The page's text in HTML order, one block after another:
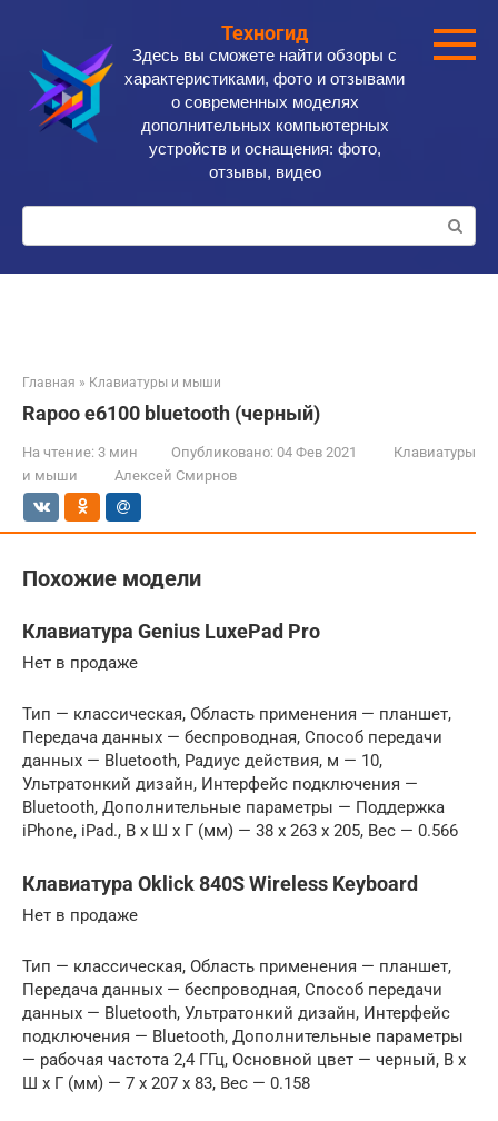
контенту
Техногид
Здесь вы сможете найти обзоры с
характеристиками, фото и отзывами
о современных моделях
дополнительных компьютерных
устройств и оснащения: фото,
отзывы, видео
Поиск:
Главная » Клавиатуры и мыши
Rapoo e6100 bluetooth (черный)
На чтение: 3 мин Опубликовано: 04 Фев 2021
Клавиатуры
и мыши
Алексей Смирнов
Похожие модели
Клавиатура Genius LuxePad Pro
Нет в продаже
Тип — классическая, Область применения — планшет,
Передача данных — беспроводная, Способ передачи
данных — Bluetooth, Радиус действия, м — 10,
Ультратонкий дизайн, Интерфейс подключения —
Bluetooth, Дополнительные параметры — Поддержка
iPhone, iPad., В x Ш x Г (мм) — 38 x 263 x 205, Вес — 0.566
Клавиатура Oklick 840S Wireless Keyboard
Нет в продаже
Тип — классическая, Область применения — планшет,
Передача данных — беспроводная, Способ передачи
данных — Bluetooth, Ультратонкий дизайн, Интерфейс
подключения — Bluetooth, Дополнительные параметры
— рабочая частота 2,4 ГГц, Основной цвет — черный, В x
Ш x Г (мм) — 7 x 207 x 83, Вес — 0.158